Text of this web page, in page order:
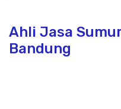
Ahli Jasa
Bandung